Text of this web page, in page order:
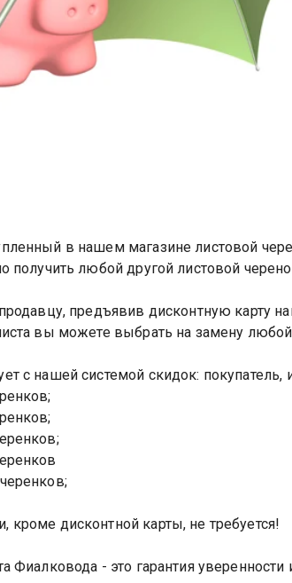
в нашем магазине листовой
получить любой другой листовой
предъявив дисконтную карту
вы можете выбрать на замену
с нашей системой скидок:
кроме дисконтной карты, не требуется!
Фиалковода - это гарантия